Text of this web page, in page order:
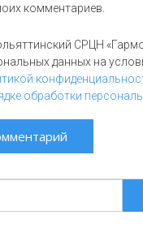
комментариев.
СРЦН
данных на
обработки